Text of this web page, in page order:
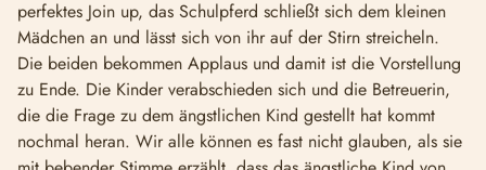
perfektes Join up, das Schulpferd schließt sich dem kleinen
Mädchen an und lässt sich von ihr auf der Stirn streicheln.
Die beiden bekommen Applaus und damit ist die Vorstellung
zu Ende. Die Kinder verabschieden sich und die Betreuerin,
die die Frage zu dem ängstlichen Kind gestellt hat kommt
nochmal heran. Wir alle können es fast nicht glauben, als sie